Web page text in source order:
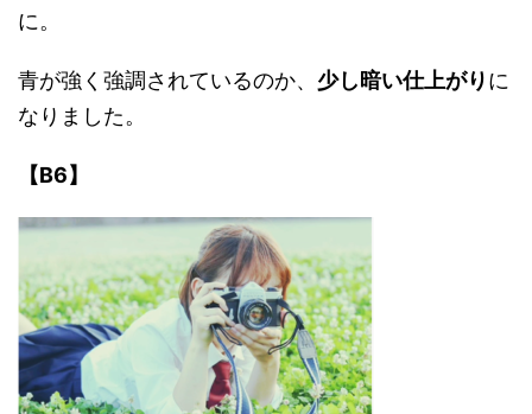
に。
青が強く強調されているのか、 少し暗い仕上がりに
なりました。
【B6】